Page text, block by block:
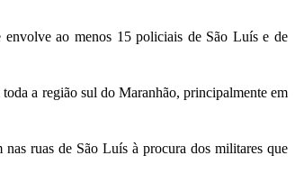
envolve ao menos 15 policiais de São Luís e de
a região sul do Maranhão, principalmente em
ruas de São Luís à procura dos militares que